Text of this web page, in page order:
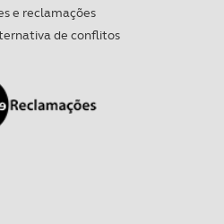
e reclamações
de conflitos